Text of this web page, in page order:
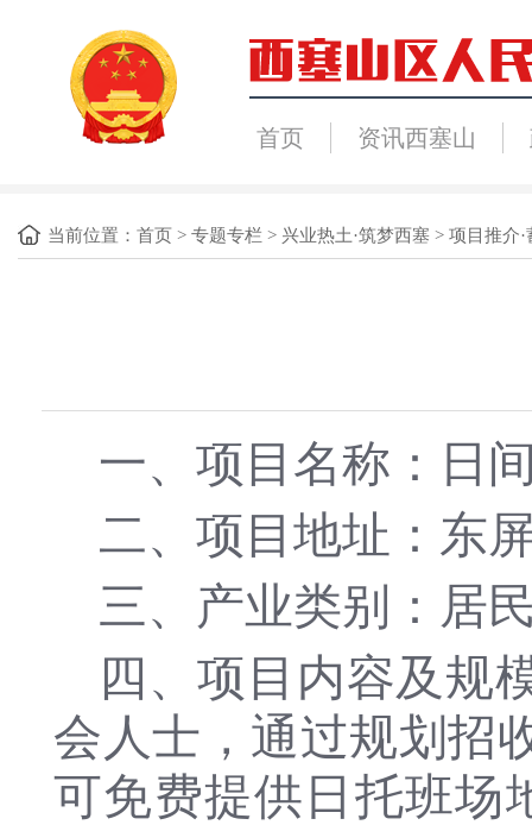
首页 资讯西塞山
当前位置： 首页 > 专题专栏 > 兴业热土·筑梦西塞 > 项目推介
一、项目名称：日
二、项目地址：东
三、产业类别：居
四、项目内容及规
会人士，通过规划招
可免费提供日托班场